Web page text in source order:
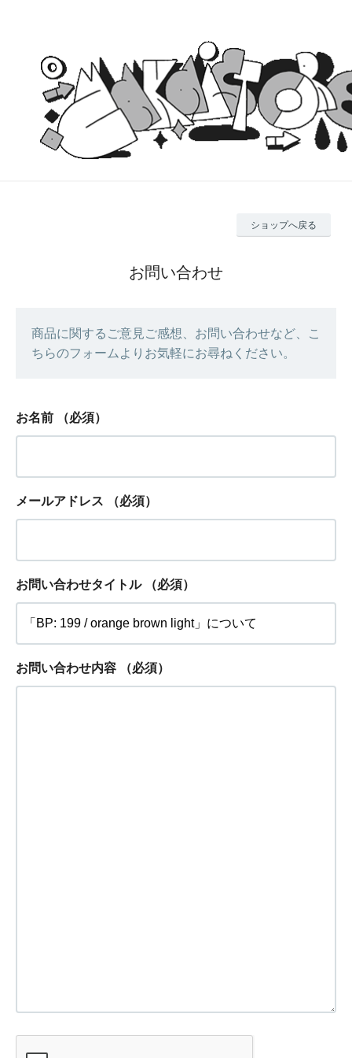
ショップへ戻る
お問い合わせ
商品に関するご意見ご感想、お問い合わせなど、こ
ちらのフォームよりお気軽にお尋ねください。
お名前 （必須）
メールアドレス （必須）
お問い合わせタイトル （必須）
お問い合わせ内容 （必須）